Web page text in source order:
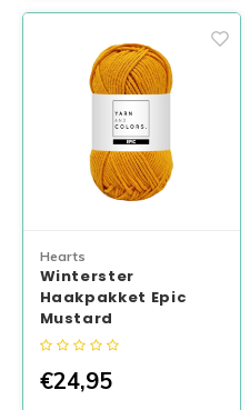
Hearts
Winterster
Haakpakket Epic
Mustard
€24,95